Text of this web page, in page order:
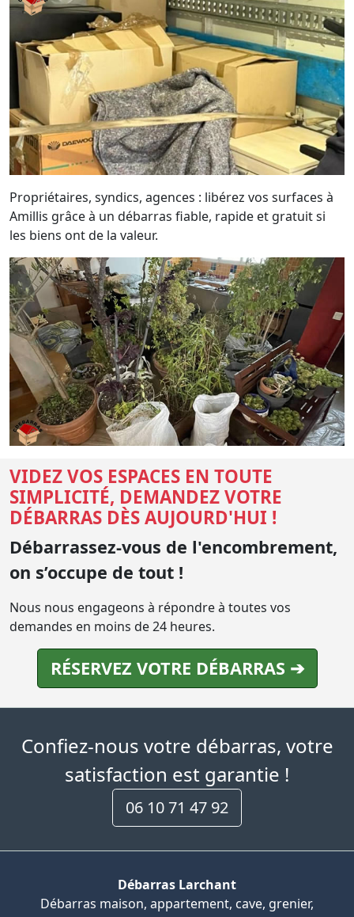
Propriétaires, syndics, agences : libérez vos surfaces à
Amillis grâce à un débarras fiable, rapide et gratuit si
les biens ont de la valeur.
VIDEZ VOS ESPACES EN TOUTE
SIMPLICITÉ, DEMANDEZ VOTRE
DÉBARRAS DÈS AUJOURD'HUI !
Débarrassez-vous de l'encombrement,
on s’occupe de tout !
Nous nous engageons à répondre à toutes vos
demandes en moins de 24 heures.
RÉSERVEZ VOTRE DÉBARRAS ➔
Confiez-nous votre débarras, votre
satisfaction est garantie !
06 10 71 47 92
Débarras Larchant
Débarras maison, appartement, cave, grenier,